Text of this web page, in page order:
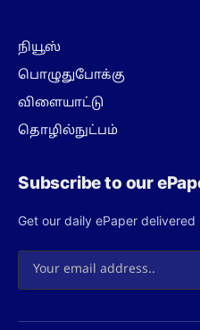
நியூஸ்
பொழுதுபோக்கு
விளையாட்டு
தொழில்நுட்பம்
Subscribe to our
Get our daily ePaper delivered